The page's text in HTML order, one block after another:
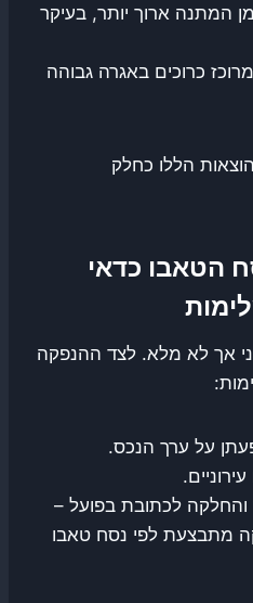
המתנה ארוך יותר, בעיקר
כרוכים באגרה גבוהה
הללו כחלק
הטאבו כדאי
אך לא מלא. לצד ההנפקה
על ערך הנכס.
לכתובת בפועל –
מתבצעת לפי נסח טאבו